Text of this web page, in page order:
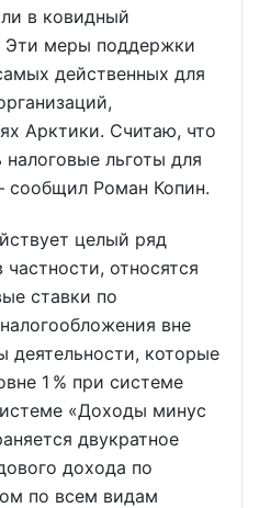
в ковидный
Эти меры поддержки
действенных для
Арктики. Считаю, что
льготы для
сообщил Роман Копин.
целый ряд
относятся
ставки по
вне
деятельности, которые
1 % при системе
«Доходы минус
двукратное
дохода по
по всем видам